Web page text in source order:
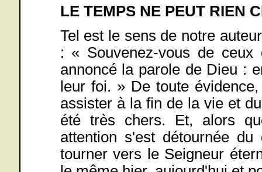
LE TEMPS NE PEUT RIEN
Tel est le sens de notre
: « Souvenez-vous de
annoncé la parole de Dieu :
leur foi. » De toute
assister à la fin de la vie et
été très chers. Et, alors
attention s'est détournée
tourner vers le Seigneur